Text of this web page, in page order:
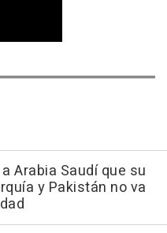
Arabia Saudí que su
y Pakistán no va